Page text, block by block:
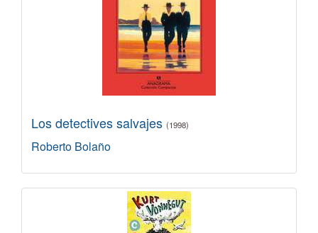
Los detectives salvajes (1998)
Roberto Bolaño